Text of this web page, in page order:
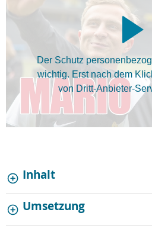
Der Schutz
wichtig. Erst nach dem
von Dritt-Anbieter-
Inhalt
Umsetzung